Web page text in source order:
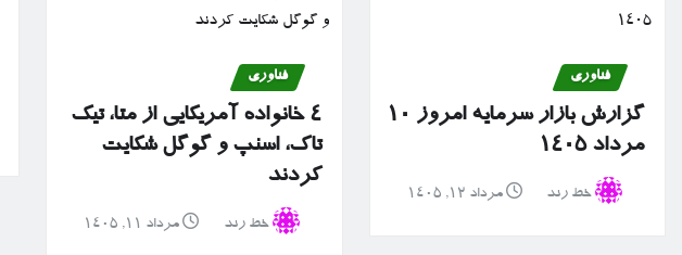
فناوری
گزارش بازار سرمایه امروز ۱۰
مرداد ۱۴۰۵
خط رند مرداد ۱۲, ۱۴۰۵
فناوری
۴ خانواده آمریکایی از متا، تیک
تاک، اسنپ و گوگل شکایت
کردند
خط رند مرداد ۱۱, ۱۴۰۵